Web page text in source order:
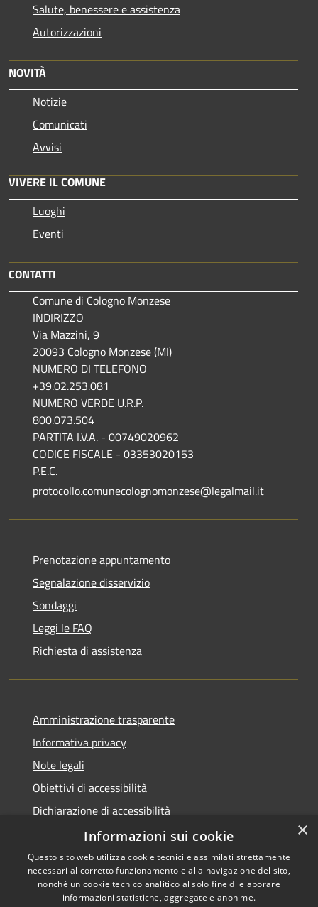
Salute, benessere e assistenza
Autorizzazioni
NOVITÀ
Notizie
Comunicati
Avvisi
VIVERE IL COMUNE
Luoghi
Eventi
CONTATTI
Comune di Cologno Monzese
INDIRIZZO
Via Mazzini, 9
20093 Cologno Monzese (MI)
NUMERO DI TELEFONO
+39.02.253.081
NUMERO VERDE U.R.P.
800.073.504
PARTITA I.V.A. - 00749020962
CODICE FISCALE - 03353020153
P.E.C.
protocollo.comunecolognomonzese@legalmail.it
Prenotazione appuntamento
Segnalazione disservizio
Sondaggi
Leggi le FAQ
Richiesta di assistenza
Amministrazione trasparente
Informativa privacy
Note legali
Obiettivi di accessibilità
Dichiarazione di accessibilità
Open Data
×
Informazioni sui cookie
Questo sito web utilizza cookie tecnici e assimilati strettamente
necessari al corretto funzionamento e alla navigazione del sito,
nonché un cookie tecnico analitico al solo fine di elaborare
informazioni statistiche, aggregate e anonime.